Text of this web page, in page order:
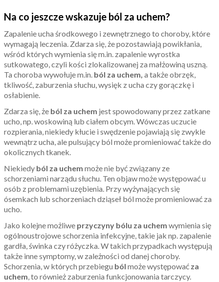
Na co jeszcze wskazuje ból za uchem?
Zapalenie ucha środkowego i zewnętrznego to choroby, które
wymagają leczenia. Zdarza się, że pozostawiają powikłania,
wśród których wymienia się m.in. zapalenie wyrostka
sutkowatego, czyli kości zlokalizowanej za małżowiną uszną.
Ta choroba wywołuje m.in. ból za uchem, a także obrzęk,
tkliwość, zaburzenia słuchu, wysięk z ucha czy gorączkę i
osłabienie.
Zdarza się, że ból za uchem jest spowodowany przez zatkane
ucho, np. woskowiną lub ciałem obcym. Wówczas uczucie
rozpierania, niekiedy kłucie i swędzenie pojawiają się zwykle
wewnątrz ucha, ale pulsujący ból może promieniować także do
okolicznych tkanek.
Niekiedy ból za uchem może nie być związany ze
schorzeniami narządu słuchu. Ten objaw może występować u
osób z problemami uzębienia. Przy wyżynających się
ósemkach lub schorzeniach dziąseł ból może promieniować za
ucho.
Jako kolejne możliwe przyczyny bólu za uchem wymienia się
ogólnoustrojowe schorzenia infekcyjne, takie jak np. zapalenie
gardła, świnka czy różyczka. W takich przypadkach występują
także inne symptomy, w zależności od danej choroby.
Schorzenia, w których przebiegu ból może występować za
uchem, to również zaburzenia funkcjonowania tarczycy.